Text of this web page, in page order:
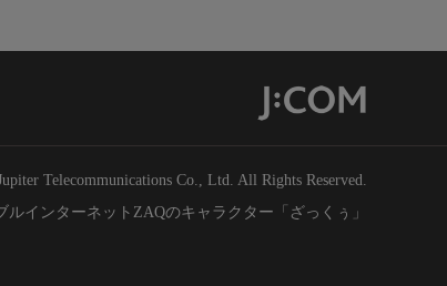
Telecommunications Co., Ltd. All Rights Reserved.
ルインターネットZAQのキャラクター「ざっくぅ」